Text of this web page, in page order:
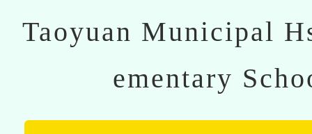
Taoyuan Municipal
ementary